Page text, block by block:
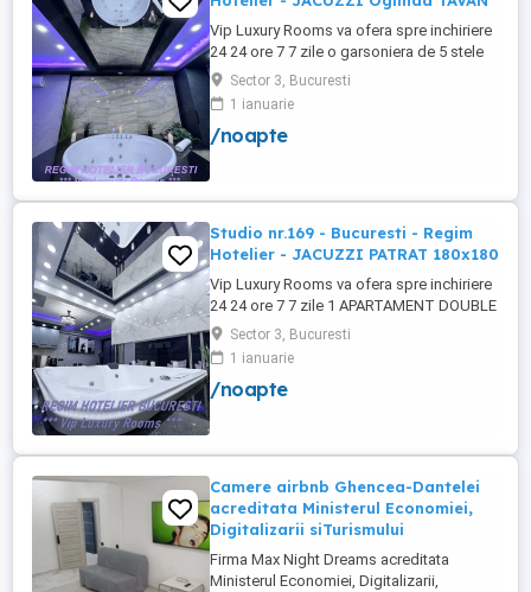
Vip Luxury Rooms va ofera spre inchiriere
24 24 ore 7 7 zile o garsoniera de 5 stele
Luxoase cu un desing unic si deosebit in
Sector 3 Bucuresti . Garsoniera se alfa in
Complex Rezidential Nou . Acces Bariera
Monitorizare Video in Complex ( de la
Sector 3, Bucuresti
1 ianuarie
/noapte
Studio nr.169 - Bucuresti - Regim
Hotelier - JACUZZI PATRAT 180x180
Vip Luxury Rooms va ofera spre inchiriere
24 24 ore 7 7 zile 1 APARTAMENT DOUBLE
ROOMS de 5 stele Luxoasa cu un desing
unic si deosebit in Sector 3 Bucuresti .
APARTAMENTUL se alfa in Complex
Rezidential Nou . Acces Bariera
Sector 3, Bucuresti
1 ianuarie
/noapte
Camere airbnb Ghencea-Dantelei
acreditata Ministerul Economiei,
Digitalizarii siTurismului
Firma Max Night Dreams acreditata
Ministerul Economiei, Digitalizarii,